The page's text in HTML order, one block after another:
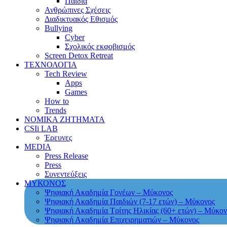
Ανθρώπινες Σχέσεις
Διαδικτυακός Εθισμός
Bullying
Cyber
Σχολικός εκφοβισμός
Screen Detox Retreat
ΤΕΧΝΟΛΟΓΙΑ
Tech Review
Apps
Games
How to
Trends
ΝΟΜΙΚΑ ΖΗΤΗΜΑΤΑ
CSIi LAB
Έρευνες
MEDIA
Press Release
Press
Συνεντεύξεις
ΜΥΚΟΝΟΣ
Ψηφιακή Ακαδημία Γονέων – Μύκονος
Ψηφιακή Ακαδημία Παιδιών (7-17 ετών) – Μύκονος
Ψηφιακή Ακαδημία Τρίτης Ηλικίας (60+ ετών) –
Ψηφιακή Ακαδημία Επιχειρηματιών – Μύκονος